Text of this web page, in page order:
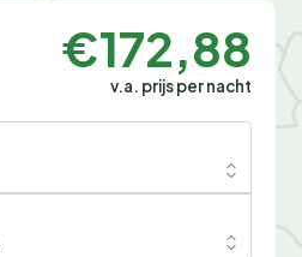
€172,88
v.a. prijs per nacht